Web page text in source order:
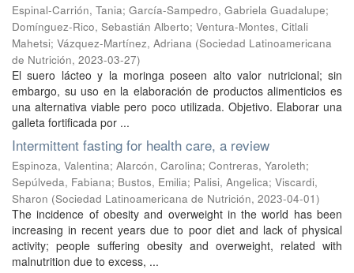
Espinal-Carrión, Tania; García-Sampedro, Gabriela Guadalupe;
Domínguez-Rico, Sebastián Alberto; Ventura-Montes, Citlali
Mahetsi; Vázquez-Martínez, Adriana (Sociedad Latinoamericana
de Nutrición, 2023-03-27)
El suero lácteo y la moringa poseen alto valor nutricional; sin
embargo, su uso en la elaboración de productos alimenticios es
una alternativa viable pero poco utilizada. Objetivo. Elaborar una
galleta fortificada por ...
Intermittent fasting for health care, a review
Espinoza, Valentina; Alarcón, Carolina; Contreras, Yaroleth;
Sepúlveda, Fabiana; Bustos, Emilia; Palisi, Angelica; Viscardi,
Sharon (Sociedad Latinoamericana de Nutrición, 2023-04-01)
The incidence of obesity and overweight in the world has been
increasing in recent years due to poor diet and lack of physical
activity; people suffering obesity and overweight, related with
malnutrition due to excess, ...